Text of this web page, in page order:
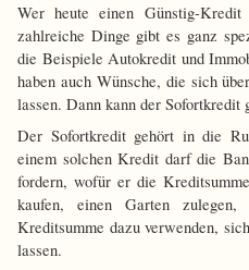
Wer heute einen Günstig-
zahlreiche Dinge gibt es ganz
die Beispiele Autokredit und
haben auch Wünsche, die sich
lassen. Dann kann der
Der Sofortkredit gehört in die
einem solchen Kredit darf die
fordern, wofür er die
kaufen, einen Garten
Kreditsumme dazu verwenden,
lassen.